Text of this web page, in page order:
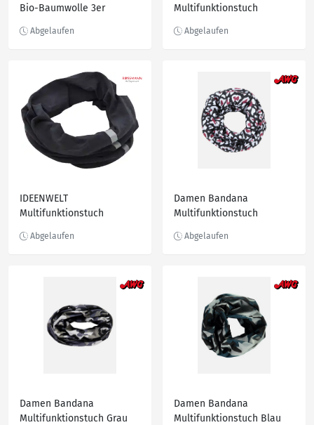
Bio-Baumwolle 3er
Multifunktionstuch
IDEENWELT
Multifunktionstuch
Damen Bandana
Multifunktionstuch
Damen Bandana
Multifunktionstuch Grau
Damen Bandana
Multifunktionstuch Blau